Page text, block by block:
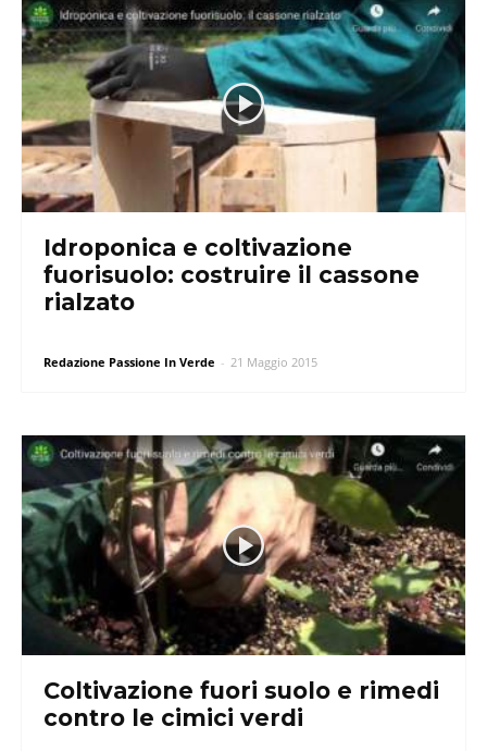
Idroponica e coltivazione
fuorisuolo: costruire il cassone
rialzato
Redazione Passione In Verde - 21 Maggio 2015
Coltivazione fuori suolo e rimedi
contro le cimici verdi